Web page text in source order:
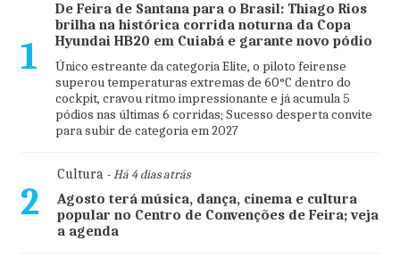
1
De Feira de Santana para o Brasil: Thiago Rios
brilha na histórica corrida noturna da Copa
Hyundai HB20 em Cuiabá e garante novo pódio
Único estreante da categoria Elite, o piloto feirense
superou temperaturas extremas de 60°C dentro do
cockpit, cravou ritmo impressionante e já acumula 5
pódios nas últimas 6 corridas; Sucesso desperta convite
para subir de categoria em 2027
2
Cultura- Há 4 dias atrás
Agosto terá música, dança, cinema e cultura
popular no Centro de Convenções de Feira; veja
a agenda